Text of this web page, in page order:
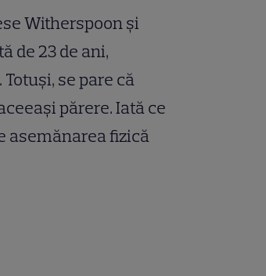
Witherspoon și
de 23 de ani,
se pare că
părere. Iată ce
asemănarea fizică